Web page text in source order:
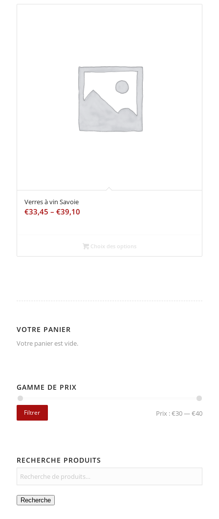
Verres à vin Savoie
€33,45 – €39,10
Choix des options
VOTRE PANIER
Votre panier est vide.
GAMME DE PRIX
Filtrer Prix :€30—€40
RECHERCHE PRODUITS
Recherche